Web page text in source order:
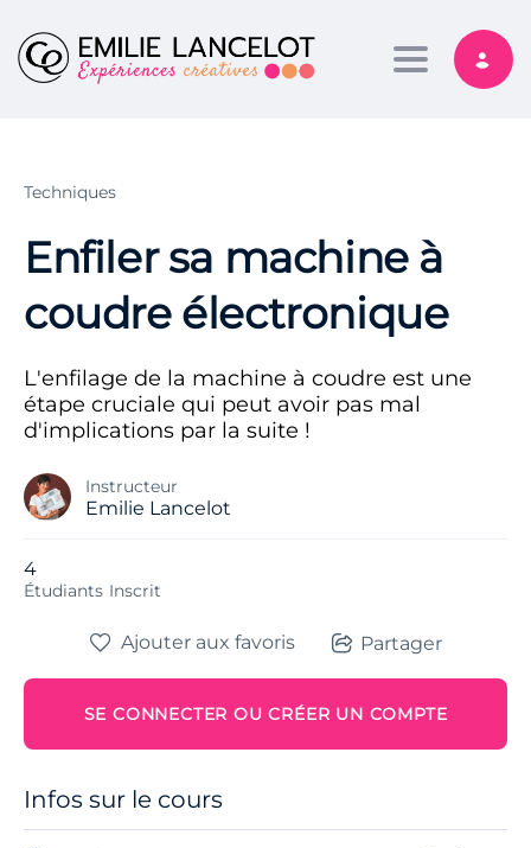
Toggle
Techniques
Enfiler sa machine à
coudre électronique
L'enfilage de la machine à coudre est une
étape cruciale qui peut avoir pas mal
d'implications par la suite !
Instructeur
Emilie Lancelot
4
Étudiants Inscrit
Ajouter aux favoris Partager
SE CONNECTER OU CRÉER UN COMPTE
Infos sur le cours